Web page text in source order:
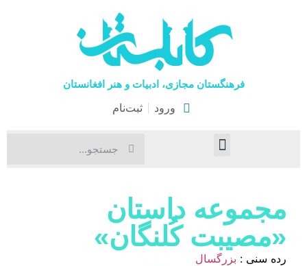
فرهنگستان مجازی، ادبیات و هنر افغانستان
ورود ثبت‌نام
مجموعه داستان
«مصیبت کُلنگان»
رده سنی : بزرگسال